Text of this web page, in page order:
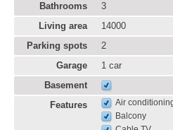
Bathrooms
3
Living area
14000
Parking spots
2
Garage
1 car
Basement
Features
Air
Balcony